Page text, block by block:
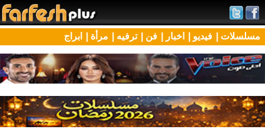
مسلسلات | فيديو | اخبار | فن | ترفيه | مرأة | ابراج